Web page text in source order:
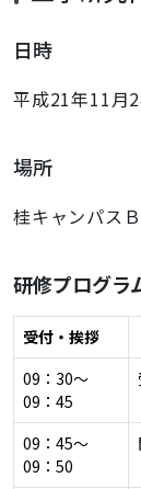
日時
平成21年11月
場所
桂キャンパス
研修プログラ
受付・挨拶
09：30～
09：45
09：45～
09：50